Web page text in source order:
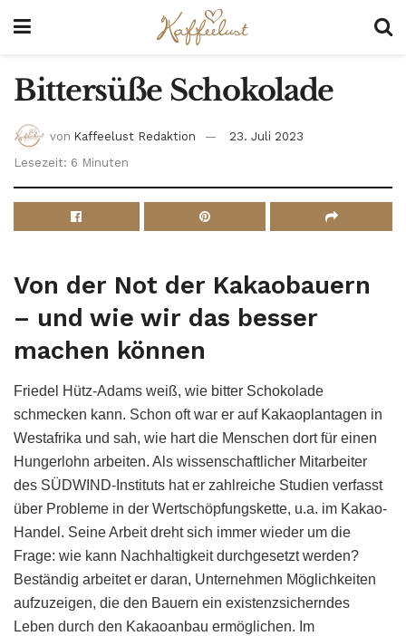
Bittersüße Schokolade
von Kaffeelust Redaktion
23. Juli 2023
Lesezeit: 6 Minuten
Von der Not der Kakaobauern
– und wie wir das besser
machen können
Friedel Hütz-Adams weiß, wie bitter Schokolade
schmecken kann. Schon oft war er auf Kakaoplantagen in
Westafrika und sah, wie hart die Menschen dort für einen
Hungerlohn arbeiten. Als wissenschaftlicher Mitarbeiter
des SÜDWIND-Instituts hat er zahlreiche Studien verfasst
über Probleme in der Wertschöpfungskette, u.a. im Kakao-
Handel. Seine Arbeit dreht sich immer wieder um die
Frage: wie kann Nachhaltigkeit durchgesetzt werden?
Beständig arbeitet er daran, Unternehmen Möglichkeiten
aufzuzeigen, die den Bauern ein existenzsicherndes
Leben durch den Kakaoanbau ermöglichen. Im